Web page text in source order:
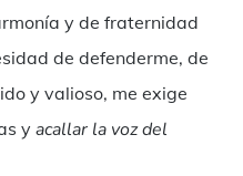
y de fraternidad
de defenderme, de
y valioso, me exige
y acallar la voz del